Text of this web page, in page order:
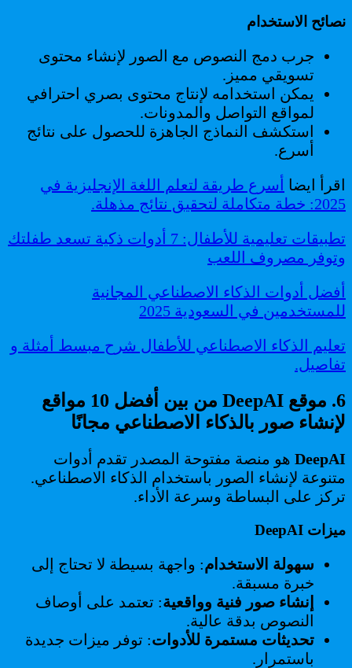
نصائح الاستخدام
جرب دمج النصوص مع الصور لإنشاء محتوى
تسويقي مميز.
يمكن استخدامه لإنتاج محتوى بصري احترافي
لمواقع التواصل والمدونات.
استكشف النماذج الجاهزة للحصول على نتائج
أسرع.
اقرأ ايضا أسرع طريقة لتعلم اللغة الإنجليزية في
2025: خطة متكاملة لتحقيق نتائج مذهلة.
تطبيقات تعليمية للأطفال: 7 أدوات ذكية تسعد طفلتك
وتوفر مصروف اللعب
أفضل أدوات الذكاء الاصطناعي المجانية
للمستخدمين في السعودية 2025
تعليم الذكاء الاصطناعي للأطفال شرح مبسط أمثلة و
تفاصيل.
6. موقع DeepAI من بين أفضل 10 مواقع
لإنشاء صور بالذكاء الاصطناعي مجانًا
DeepAI هو منصة مفتوحة المصدر تقدم أدوات
متنوعة لإنشاء الصور باستخدام الذكاء الاصطناعي.
تركز على البساطة وسرعة الأداء.
ميزات DeepAI
سهولة الاستخدام: واجهة بسيطة لا تحتاج إلى
خبرة مسبقة.
إنشاء صور فنية وواقعية: تعتمد على أوصاف
النصوص بدقة عالية.
تحديثات مستمرة للأدوات: توفر ميزات جديدة
باستمرار.